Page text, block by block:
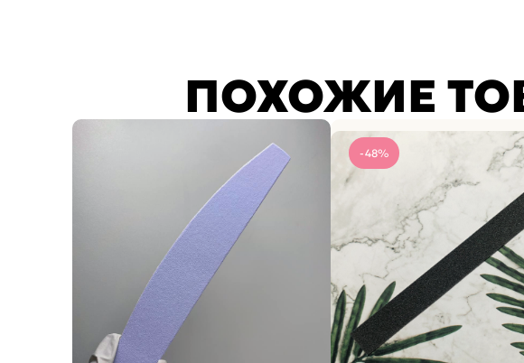
ПОХОЖИЕ
-48%